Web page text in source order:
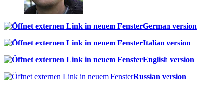
German version
Italian version
English version
Russian version